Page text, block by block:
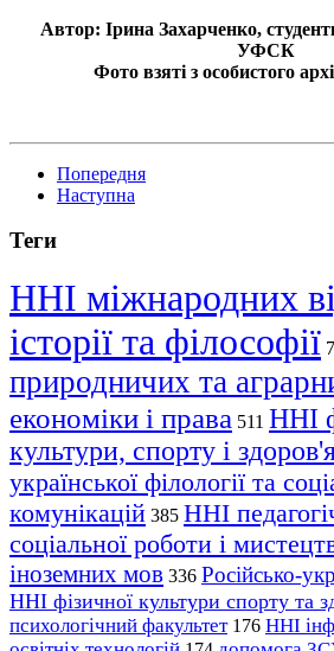
Автор: Ірина Захарченко,
УФСК
Фото взяті з особистого
Попередня
Наступна
Теги
ННІ міжнародних
історії та філософії
природничих та
економіки і права 511 ННІ
культури, спорту і
української філології та
комунікацій 385 ННІ
соціальної роботи і
іноземних мов 336 Російсько-
ННІ фізичної культури спорту та
психологічний факультет 176 ННІ